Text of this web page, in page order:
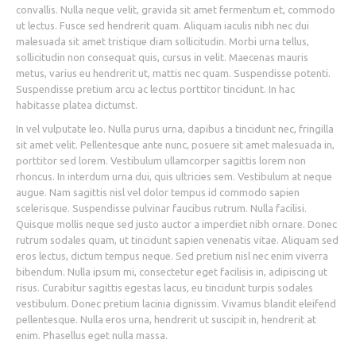
convallis. Nulla neque velit, gravida sit amet fermentum et, commodo
ut lectus. Fusce sed hendrerit quam. Aliquam iaculis nibh nec dui
malesuada sit amet tristique diam sollicitudin. Morbi urna tellus,
sollicitudin non consequat quis, cursus in velit. Maecenas mauris
metus, varius eu hendrerit ut, mattis nec quam. Suspendisse potenti.
Suspendisse pretium arcu ac lectus porttitor tincidunt. In hac
habitasse platea dictumst.
In vel vulputate leo. Nulla purus urna, dapibus a tincidunt nec, fringilla
sit amet velit. Pellentesque ante nunc, posuere sit amet malesuada in,
porttitor sed lorem. Vestibulum ullamcorper sagittis lorem non
rhoncus. In interdum urna dui, quis ultricies sem. Vestibulum at neque
augue. Nam sagittis nisl vel dolor tempus id commodo sapien
scelerisque. Suspendisse pulvinar faucibus rutrum. Nulla facilisi.
Quisque mollis neque sed justo auctor a imperdiet nibh ornare. Donec
rutrum sodales quam, ut tincidunt sapien venenatis vitae. Aliquam sed
eros lectus, dictum tempus neque. Sed pretium nisl nec enim viverra
bibendum. Nulla ipsum mi, consectetur eget facilisis in, adipiscing ut
risus. Curabitur sagittis egestas lacus, eu tincidunt turpis sodales
vestibulum. Donec pretium lacinia dignissim. Vivamus blandit eleifend
pellentesque. Nulla eros urna, hendrerit ut suscipit in, hendrerit at
enim. Phasellus eget nulla massa.